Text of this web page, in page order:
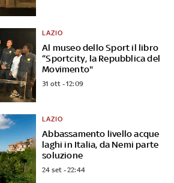
Al museo dello Sport il libro
“Sportcity, la Repubblica del
Movimento"
LAZIO
31 ott - 12:09
Abbassamento livello acque
laghi in Italia, da Nemi parte
soluzione
LAZIO
24 set - 22:44